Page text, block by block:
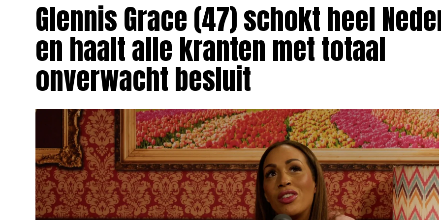
Glennis Grace (47) schokt heel
en haalt alle kranten met totaal
onverwacht besluit